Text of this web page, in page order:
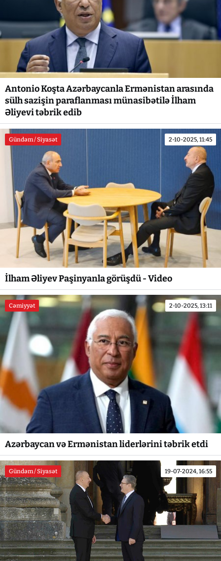
Antonio Koşta Azərbaycanla Ermənistan arasında
sülh sazişin paraflanması münasibətilə İlham
Əliyevi təbrik edib
Gündəm / Siyasət 2-10-2025, 11:45
İlham Əliyev Paşinyanla görüşdü - Video
Cəmiyyət 2-10-2025, 13:11
Azərbaycan və Ermənistan liderlərini təbrik etdi
Gündəm / Siyasət 19-07-2024, 16:55